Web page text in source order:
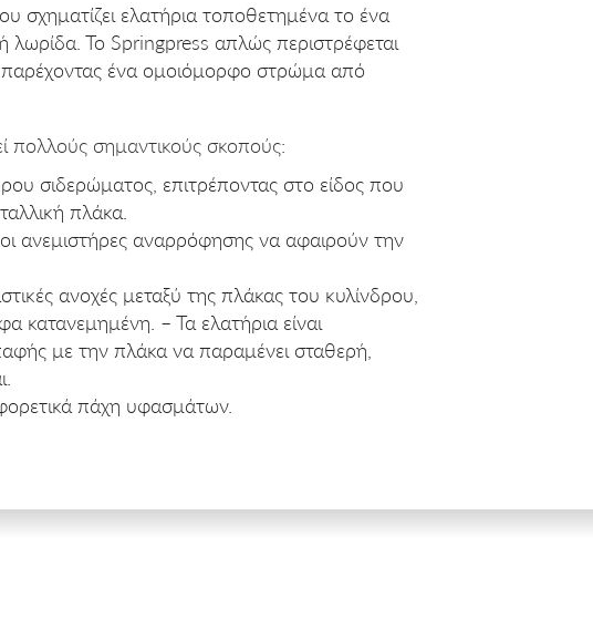
σχηματίζει ελατήρια τοποθετημένα το ένα
λωρίδα. Το Springpress απλώς περιστρέφεται
ένα ομοιόμορφο στρώμα από
σημαντικούς σκοπούς:
σιδερώματος, επιτρέποντας στο είδος που
πλάκα.
ανεμιστήρες αναρρόφησης να αφαιρούν την
ανοχές μεταξύ της πλάκας του κυλίνδρου,
κατανεμημένη. – Τα ελατήρια είναι
με την πλάκα να παραμένει σταθερή,
πάχη υφασμάτων.